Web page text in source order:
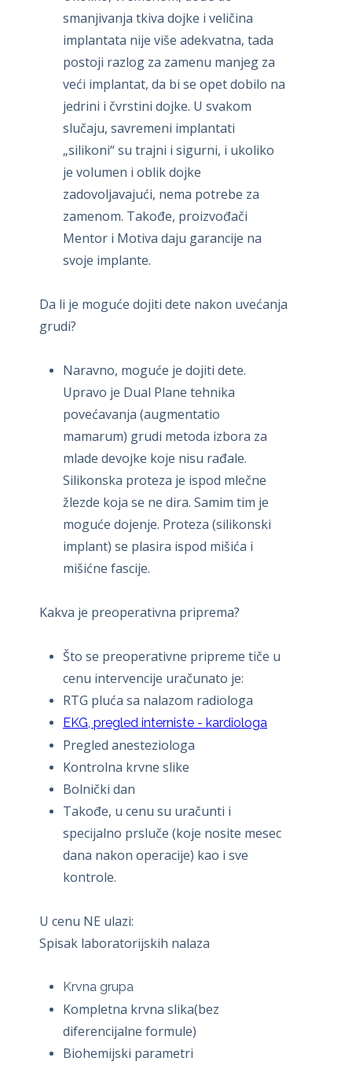
smanjivanja tkiva dojke i veličina
implantata nije više adekvatna, tada
postoji razlog za zamenu manjeg za
veći implantat, da bi se opet dobilo na
jedrini i čvrstini dojke. U svakom
slučaju, savremeni implantati
„silikoni“ su trajni i sigurni, i ukoliko
je volumen i oblik dojke
zadovoljavajući, nema potrebe za
zamenom. Takođe, proizvođači
Mentor i Motiva daju garancije na
svoje implante.
Da li je moguće dojiti dete nakon uvećanja
grudi?
Naravno, moguće je dojiti dete.
Upravo je Dual Plane tehnika
povećavanja (augmentatio
mamarum) grudi metoda izbora za
mlade devojke koje nisu rađale.
Silikonska proteza je ispod mlečne
žlezde koja se ne dira. Samim tim je
moguće dojenje. Proteza (silikonski
implant) se plasira ispod mišića i
mišićne fascije.
Kakva je preoperativna priprema?
Što se preoperativne pripreme tiče u
cenu intervencije uračunato je:
RTG pluća sa nalazom radiologa
EKG, pregled interniste - kardiologa
Pregled anesteziologa
Kontrolna krvne slike
Bolnički dan
Takođe, u cenu su uračunti i
specijalno prsluče (koje nosite mesec
dana nakon operacije) kao i sve
kontrole.
U cenu NE ulazi:
Spisak laboratorijskih nalaza
Krvna grupa
Kompletna krvna slika(bez
diferencijalne formule)
Biohemijski parametri